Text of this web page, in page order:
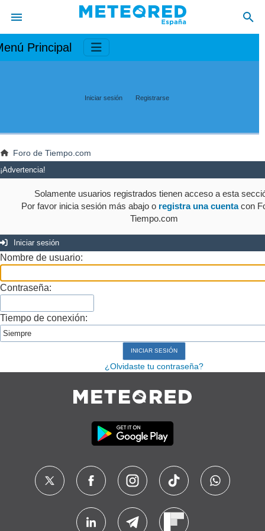
Principal
Iniciar sesión Registrarse
Foro de Tiempo.com
¡Advertencia!
Solamente usuarios registrados tienen acceso a esta
Por favor inicia sesión más abajo o registra una cuentacon
Tiempo.com
Iniciar sesión
Nombre de usuario:
Contraseña:
Tiempo de conexión:
¿Olvidaste tu contraseña?